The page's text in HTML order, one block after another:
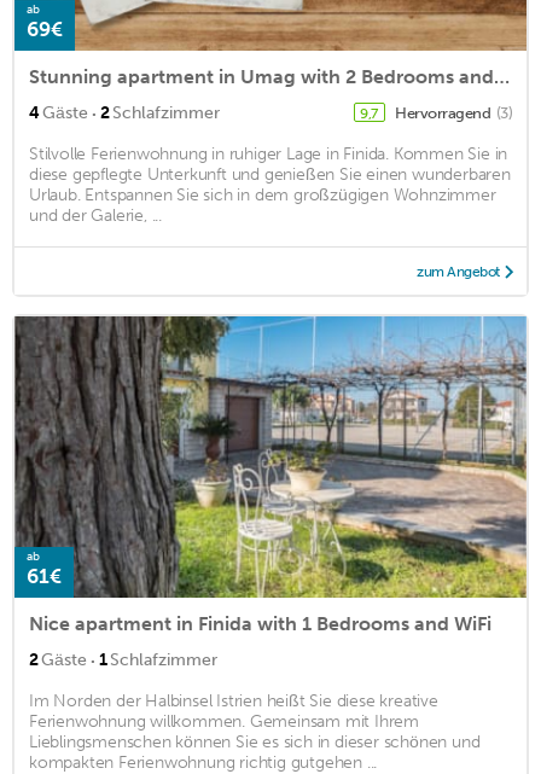
ab
69€
Stunning apartment in Umag with 2 Bedrooms and WiFi
4Gäste · 2Schlafzimmer 9,7 Hervorragend (3)
Stilvolle Ferienwohnung in ruhiger Lage in Finida. Kommen Sie in
diese gepflegte Unterkunft und genießen Sie einen wunderbaren
Urlaub. Entspannen Sie sich in dem großzügigen Wohnzimmer
und der Galerie, ...
zum Angebot
ab
61€
Nice apartment in Finida with 1 Bedrooms and WiFi
2Gäste · 1Schlafzimmer
Im Norden der Halbinsel Istrien heißt Sie diese kreative
Ferienwohnung willkommen. Gemeinsam mit Ihrem
Lieblingsmenschen können Sie es sich in dieser schönen und
kompakten Ferienwohnung richtig gutgehen ...